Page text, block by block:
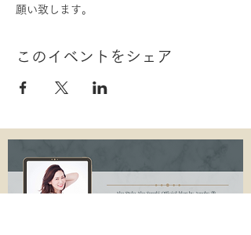
願い致します。
このイベントをシェア
Ako Style Ako Suzuki Official blog by Ameba Ⓡ